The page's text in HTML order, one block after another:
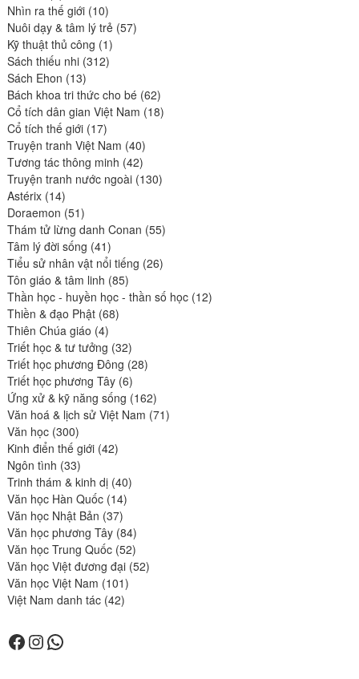
produits
Nhìn ra thế giới 1010
produits
Nuôi dạy & tâm lý trẻ 5757
Kỹ thuật thủ công 11
produit
Sách thiếu nhi 312312
Sách Ehon 1313
produits
Bách khoa tri thức cho bé 6262
produits
Cổ tích dân gian Việt Nam 1818
Cổ tích thế giới 1717
produits
Truyện tranh Việt Nam 4040
produits
Tương tác thông minh 4242
produits
Truyện tranh nước ngoài 130130
Astérix 1414
produits
Doraemon 5151
produits
Thám tử lừng danh Conan 5555
Tâm lý đời sống 4141
produits
Tiểu sử nhân vật nổi tiếng 2626
Tôn giáo & tâm linh 8585
produits
Thần học - huyền học - thần số học 1212
Thiền & đạo Phật 6868
Thiên Chúa giáo 44
produits
Triết học & tư tưởng 3232
produits
Triết học phương Đông 2828
Triết học phương Tây 66
produits
Ứng xử & kỹ năng sống 162162
produits
Văn hoá & lịch sử Việt Nam 7171
Văn học 300300
produits
Kinh điển thế giới 4242
Ngôn tình 3333
produits
Trinh thám & kinh dị 4040
Văn học Hàn Quốc 1414
produits
Văn học Nhật Bản 3737
produits
Văn học phương Tây 8484
produits
Văn học Trung Quốc 5252
produits
Văn học Việt đương đại 5252
Văn học Việt Nam 101101
produits
Việt Nam danh tác 4242
Facebook
Instagram
WhatsApp